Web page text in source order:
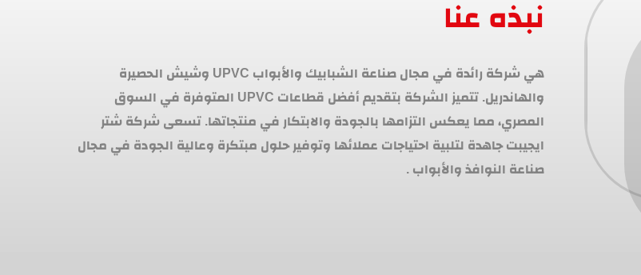
نبذه عنا
هي شركة رائدة في مجال صناعة الشبابيك والأبواب UPVC وشيش الحصيرة
والهاندريل. تتميز الشركة بتقديم أفضل قطاعات UPVC المتوفرة في السوق
المصري، مما يعكس التزامها بالجودة والابتكار في منتجاتها. تسعى شركة شتر
ايجيبت جاهدة لتلبية احتياجات عملائها وتوفير حلول مبتكرة وعالية الجودة في مجال
صناعة النوافذ والأبواب .